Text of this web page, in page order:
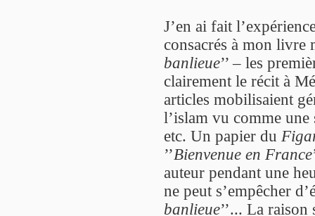
J’en ai fait
consacrés à mon livre
banlieue’’ – les
clairement le récit à
articles mobilisaient
l’islam vu comme une
etc. Un papier du
’’Bienvenue en France
auteur pendant une
ne peut s’empêcher
banlieue’’... La